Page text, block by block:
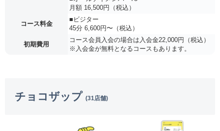
月額 16,500円（税込）
コース料金
■ビジター
45分 6,600円〜（税込）
初期費用
コース会員入会の場合は入会金22,000円（税込）
※入会金が無料となるコースもあります。
チョコザップ (31店舗)